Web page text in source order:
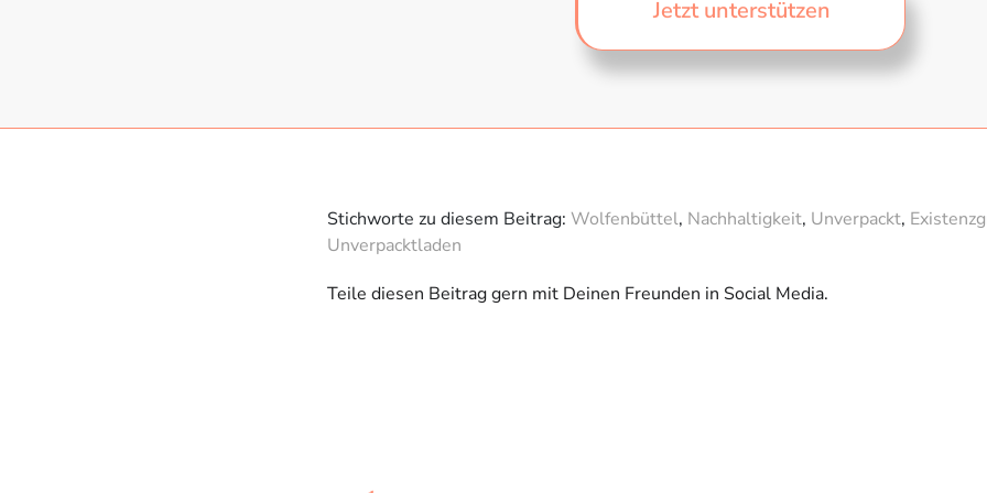
Jetzt unterstützen
Stichworte zu diesem Beitrag: Wolfenbüttel, Nachhaltigkeit, Unverpackt,
Unverpacktladen
Teile diesen Beitrag gern mit Deinen Freunden in Social Media.